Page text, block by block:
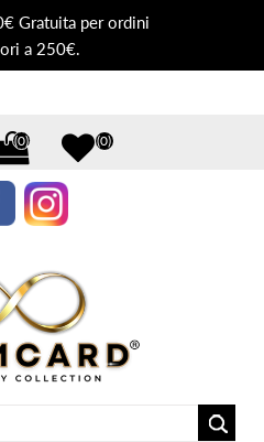
Gratuita per ordini
a 250€.
(0) (0)